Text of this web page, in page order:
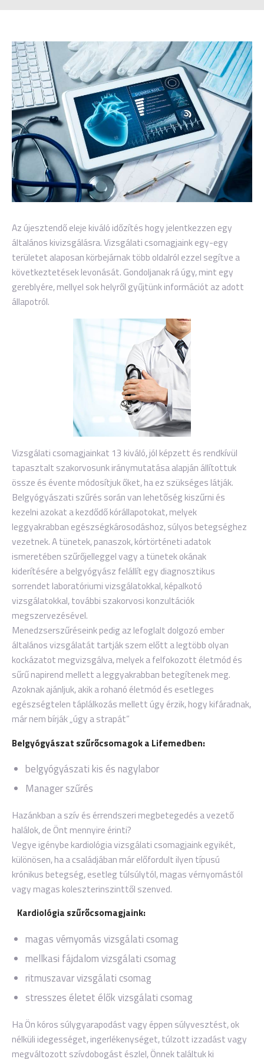
Az újesztendő eleje kiváló időzítés hogy jelentkezzen egy
általános kivizsgálásra. Vizsgálati csomagjaink egy-egy
területet alaposan körbejárnak több oldalról ezzel segítve a
következtetések levonását. Gondoljanak rá úgy, mint egy
gereblyére, mellyel sok helyről gyűjtünk információt az adott
állapotról.
Vizsgálati csomagjainkat 13 kiváló, jól képzett és rendkívül
tapasztalt szakorvosunk iránymutatása alapján állítottuk
össze és évente módosítjuk őket, ha ez szükséges látják.
Belgyógyászati szűrés során van lehetőség kiszűrni és
kezelni azokat a kezdődő kórállapotokat, melyek
leggyakrabban egészségkárosodáshoz, súlyos betegséghez
vezetnek. A tünetek, panaszok, kórtörténeti adatok
ismeretében szűrőjelleggel vagy a tünetek okának
kiderítésére a belgyógyász felállít egy diagnosztikus
sorrendet laboratóriumi vizsgálatokkal, képalkotó
vizsgálatokkal, további szakorvosi konzultációk
megszervezésével.
Menedzserszűréseink pedig az lefoglalt dolgozó ember
általános vizsgálatát tartják szem előtt a legtöbb olyan
kockázatot megvizsgálva, melyek a felfokozott életmód és
sűrű napirend mellett a leggyakrabban betegítenek meg.
Azoknak ajánljuk, akik a rohanó életmód és esetleges
egészségtelen táplálkozás mellett úgy érzik, hogy kifáradnak,
már nem bírják „úgy a strapát”
Belgyógyászat szűrőcsomagok a Lifemedben:
belgyógyászati kis és nagylabor
Manager szűrés
Hazánkban a szív és érrendszeri megbetegedés a vezető
halálok, de Önt mennyire érinti?
Vegye igénybe kardiológia vizsgálati csomagjaink egyikét,
különösen, ha a családjában már előfordult ilyen típusú
krónikus betegség, esetleg túlsúlytól, magas vérnyomástól
vagy magas koleszterinszinttől szenved.
Kardiológia szűrőcsomagjaink:
magas vérnyomás vizsgálati csomag
mellkasi fájdalom vizsgálati csomag
ritmuszavar vizsgálati csomag
stresszes életet élők vizsgálati csomag
Ha Ön kóros súlygyarapodást vagy éppen súlyvesztést, ok
nélküli idegességet, ingerlékenységet, túlzott izzadást vagy
megváltozott szívdobogást észlel, Önnek találtuk ki